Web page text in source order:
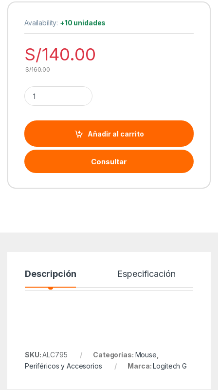
Availability: +10 unidades
S/140.00
S/160.00
Cantidad Mouse Logitech G305 Lightspeed Wireless 12000
Añadir al carrito
Consultar
Descripción Especificación
SKU:ALC795 Categorías: Mouse
Periféricos y Accesorios
Marca:Logitech G